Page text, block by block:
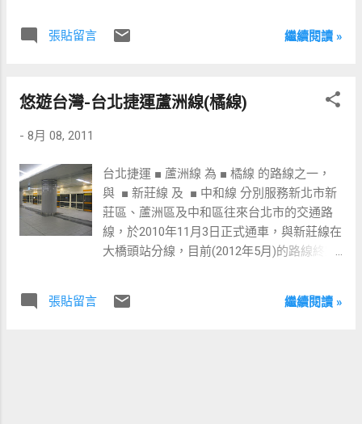
機場 看似無奇卻物超所值- 台中永豐棧酒店
飯店松鶴廳 桃禧航空城酒店二樓的粵菜餐廳
(吃到飽只到2011-8-31)
生菜沙拉 甜點
張貼留言 繼續閱讀 »
悠遊台灣-台北捷運蘆洲線(橘線)
- 8月 08, 2011
台北捷運 ■ 蘆洲線 為 ■ 橘線 的路線之一，
與 ■ 新莊線 及 ■ 中和線 分別服務新北市新
莊區、蘆洲區及中和區往來台北市的交通路
線，於2010年11月3日正式通車，與新莊線在
大橋頭站分線，目前(2012年5月)的路線終點
小站 ] - [ 民權西路站 ] - [ 大橋頭站 ] ── ■
張貼留言 繼續閱讀 »